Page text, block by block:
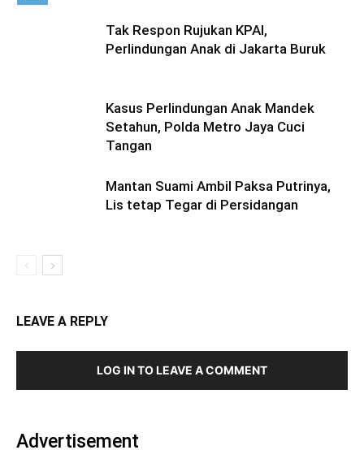
Tak Respon Rujukan KPAI,
Perlindungan Anak di Jakarta Buruk
Kasus Perlindungan Anak Mandek
Setahun, Polda Metro Jaya Cuci
Tangan
Mantan Suami Ambil Paksa Putrinya,
Lis tetap Tegar di Persidangan
LEAVE A REPLY
LOG IN TO LEAVE A COMMENT
Advertisement